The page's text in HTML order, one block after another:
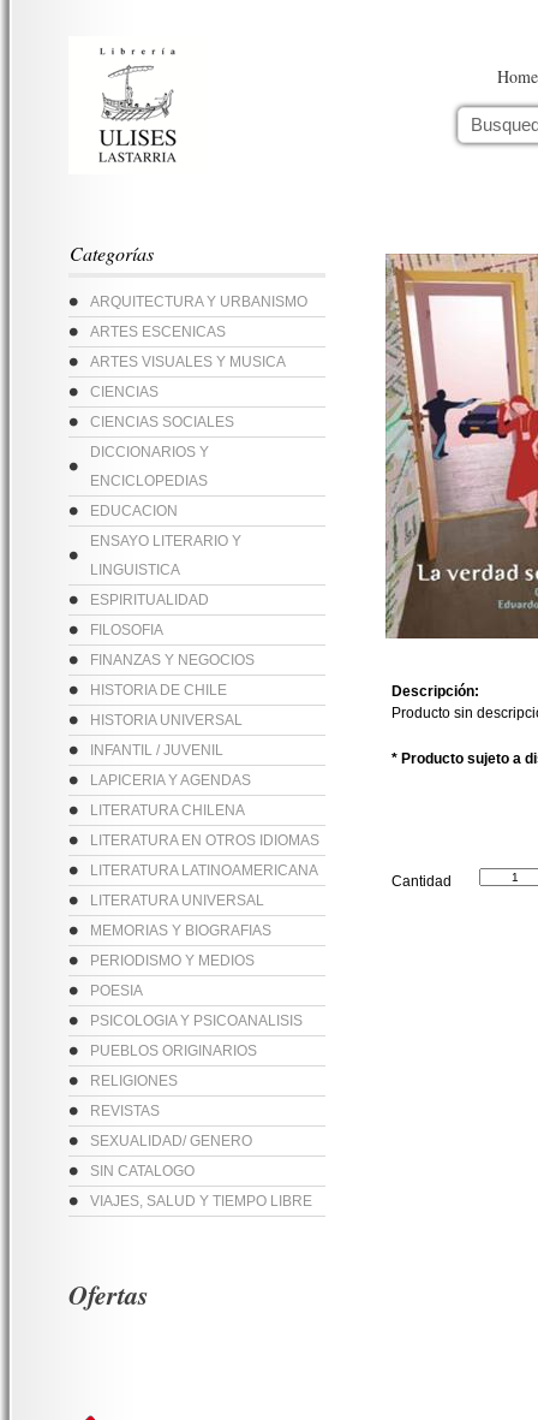
Home
Categorías
ARQUITECTURA Y URBANISMO
ARTES ESCENICAS
ARTES VISUALES Y MUSICA
CIENCIAS
CIENCIAS SOCIALES
DICCIONARIOS Y
ENCICLOPEDIAS
EDUCACION
ENSAYO LITERARIO Y
LINGUISTICA
ESPIRITUALIDAD
FILOSOFIA
FINANZAS Y NEGOCIOS
HISTORIA DE CHILE
HISTORIA UNIVERSAL
INFANTIL / JUVENIL
LAPICERIA Y AGENDAS
LITERATURA CHILENA
LITERATURA EN OTROS IDIOMAS
LITERATURA LATINOAMERICANA
LITERATURA UNIVERSAL
MEMORIAS Y BIOGRAFIAS
PERIODISMO Y MEDIOS
POESIA
PSICOLOGIA Y PSICOANALISIS
PUEBLOS ORIGINARIOS
RELIGIONES
REVISTAS
SEXUALIDAD/ GENERO
SIN CATALOGO
VIAJES, SALUD Y TIEMPO LIBRE
Descripción:
Producto sin
* Producto sujeto a
Cantidad
Ofertas